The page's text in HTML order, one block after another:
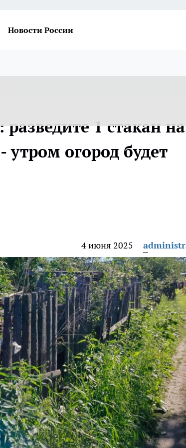
Новости России
1 стакан на
утром огород будет
4 июня 2025